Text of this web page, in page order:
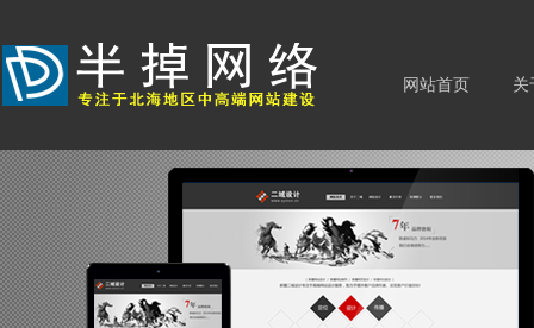
网站首页 关